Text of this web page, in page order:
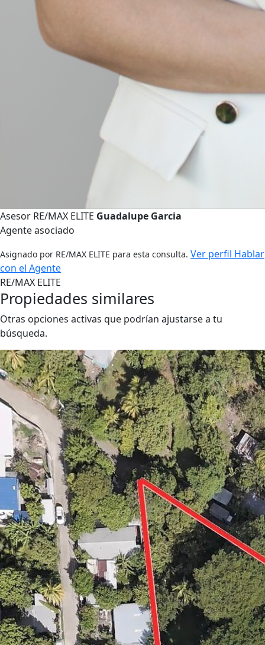
Asesor RE/MAX ELITE Guadalupe Garcia
Agente asociado
Asignado por RE/MAX ELITE para esta consulta. Ver perfil Hablar
con el Agente
RE/MAX ELITE
Propiedades similares
Otras opciones activas que podrían ajustarse a tu
búsqueda.